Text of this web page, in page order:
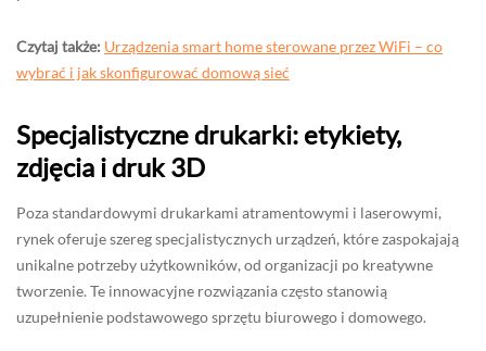
Czytaj także: Urządzenia smart home sterowane przez WiFi – co
wybrać i jak skonfigurować domową sieć
Specjalistyczne drukarki: etykiety,
zdjęcia i druk 3D
Poza standardowymi drukarkami atramentowymi i laserowymi,
rynek oferuje szereg specjalistycznych urządzeń, które zaspokajają
unikalne potrzeby użytkowników, od organizacji po kreatywne
tworzenie. Te innowacyjne rozwiązania często stanowią
uzupełnienie podstawowego sprzętu biurowego i domowego.